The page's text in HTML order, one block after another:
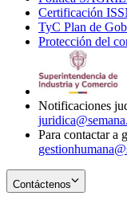
Certificación
TyC Plan de
Protección del
Notificaciones
Para contactar a
Contáctenos